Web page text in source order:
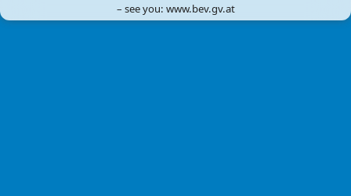
– see you: www.bev.gv.at